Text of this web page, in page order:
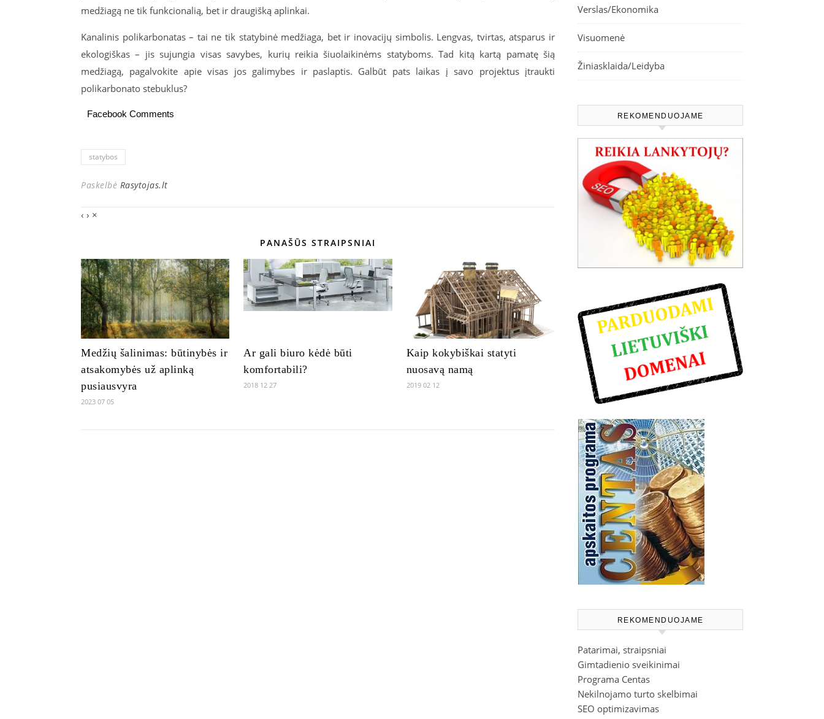
medžiagą ne tik funkcionalią, bet ir draugišką aplinkai.
Kanalinis polikarbonatas – tai ne tik statybinė medžiaga, bet ir inovacijų simbolis. Lengvas, tvirtas, atsparus ir
ekologiškas – jis sujungia visas savybes, kurių reikia šiuolaikinėms statyboms. Tad kitą kartą pamatę šią
medžiagą, pagalvokite apie visas jos galimybes ir paslaptis. Galbūt pats laikas į savo projektus įtraukti
polikarbonato stebuklus?
Facebook Comments
statybos
Paskelbė Rasytojas.lt
‹ › ×
PANAŠŪS STRAIPSNIAI
Medžių šalinimas: būtinybės ir
atsakomybės už aplinką
pusiausvyra
2023 07 05
Ar gali biuro kėdė būti
komfortabili?
2018 12 27
Kaip kokybiškai statyti
nuosavą namą
2019 02 12
Verslas/Ekonomika
Visuomenė
Žiniasklaida/Leidyba
REKOMENDUOJAME
REKOMENDUOJAME
Patarimai, straipsniai
Gimtadienio sveikinimai
Programa Centas
Nekilnojamo turto skelbimai
SEO optimizavimas